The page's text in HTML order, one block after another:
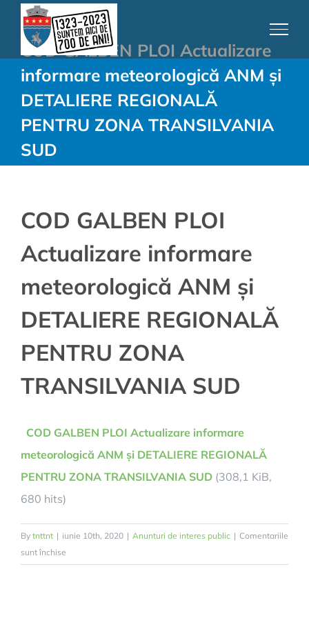
contentCOD GALBEN PLOI Actualizare
informare meteorologică ANM și
DETALIERE REGIONALĂ
PENTRU ZONA TRANSILVANIA
SUD
COD GALBEN PLOI
Actualizare informare
meteorologică ANM și
DETALIERE REGIONALĂ
PENTRU ZONA
TRANSILVANIA SUD
COD GALBEN PLOI Actualizare informare
meteorologică ANM și DETALIERE REGIONALĂ
PENTRU ZONA TRANSILVANIA SUD (308,1 KiB,
680 hits)
By tnttnt | iunie 10th, 2020 | Anunturi de interes public | Comentariile
sunt închise
COD